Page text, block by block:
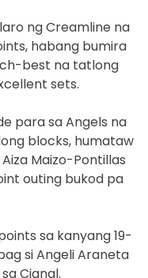
ng Creamline na
habang bumira
best na tatlong
sets.
para sa Angels na
blocks, humataw
Aiza Maizo-Pontillas
outing bukod pa
sa kanyang 19-
si Angeli Araneta
Cignal.